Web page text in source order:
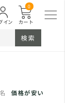
カート
0
イン
検索
価格が安い